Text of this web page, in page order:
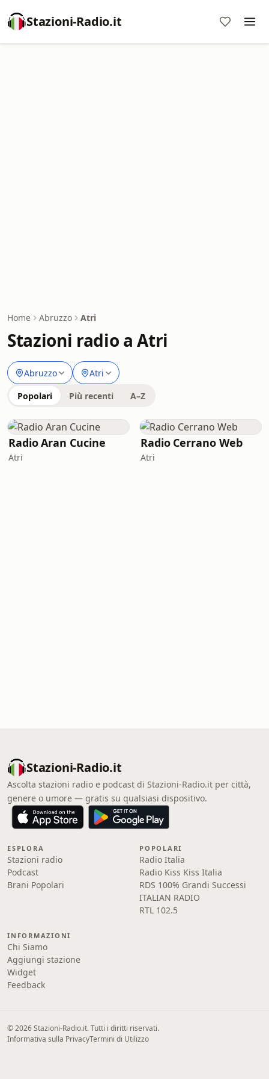
Stazioni-Radio.it
Home Abruzzo Atri
Stazioni radio a Atri
Abruzzo Atri
Popolari Più recenti A–Z
Radio Aran Cucine
Atri
Radio Cerrano Web
Atri
Stazioni-Radio.it
Ascolta stazioni radio e podcast di Stazioni-Radio.it per città,
genere o umore — gratis su qualsiasi dispositivo.
ESPLORA
Stazioni radio
Podcast
Brani Popolari
POPOLARI
Radio Italia
Radio Kiss Kiss Italia
RDS 100% Grandi Successi
ITALIAN RADIO
RTL 102.5
INFORMAZIONI
Chi Siamo
Aggiungi stazione
Widget
Feedback
© 2026 Stazioni-Radio.it. Tutti i diritti riservati.
Informativa sulla PrivacyTermini di Utilizzo